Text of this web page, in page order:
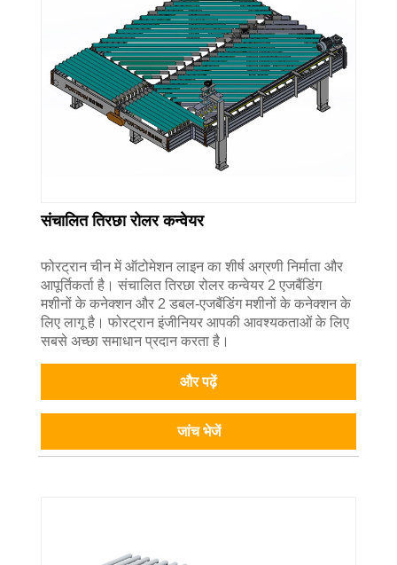
संचालित तिरछा रोलर कन्वेयर
फोरट्रान चीन में ऑटोमेशन लाइन का शीर्ष अग्रणी निर्माता और
आपूर्तिकर्ता है। संचालित तिरछा रोलर कन्वेयर 2 एजबैंडिंग
मशीनों के कनेक्शन और 2 डबल-एजबैंडिंग मशीनों के कनेक्शन के
लिए लागू है। फोरट्रान इंजीनियर आपकी आवश्यकताओं के लिए
सबसे अच्छा समाधान प्रदान करता है।
और पढ़ें
जांच भेजें